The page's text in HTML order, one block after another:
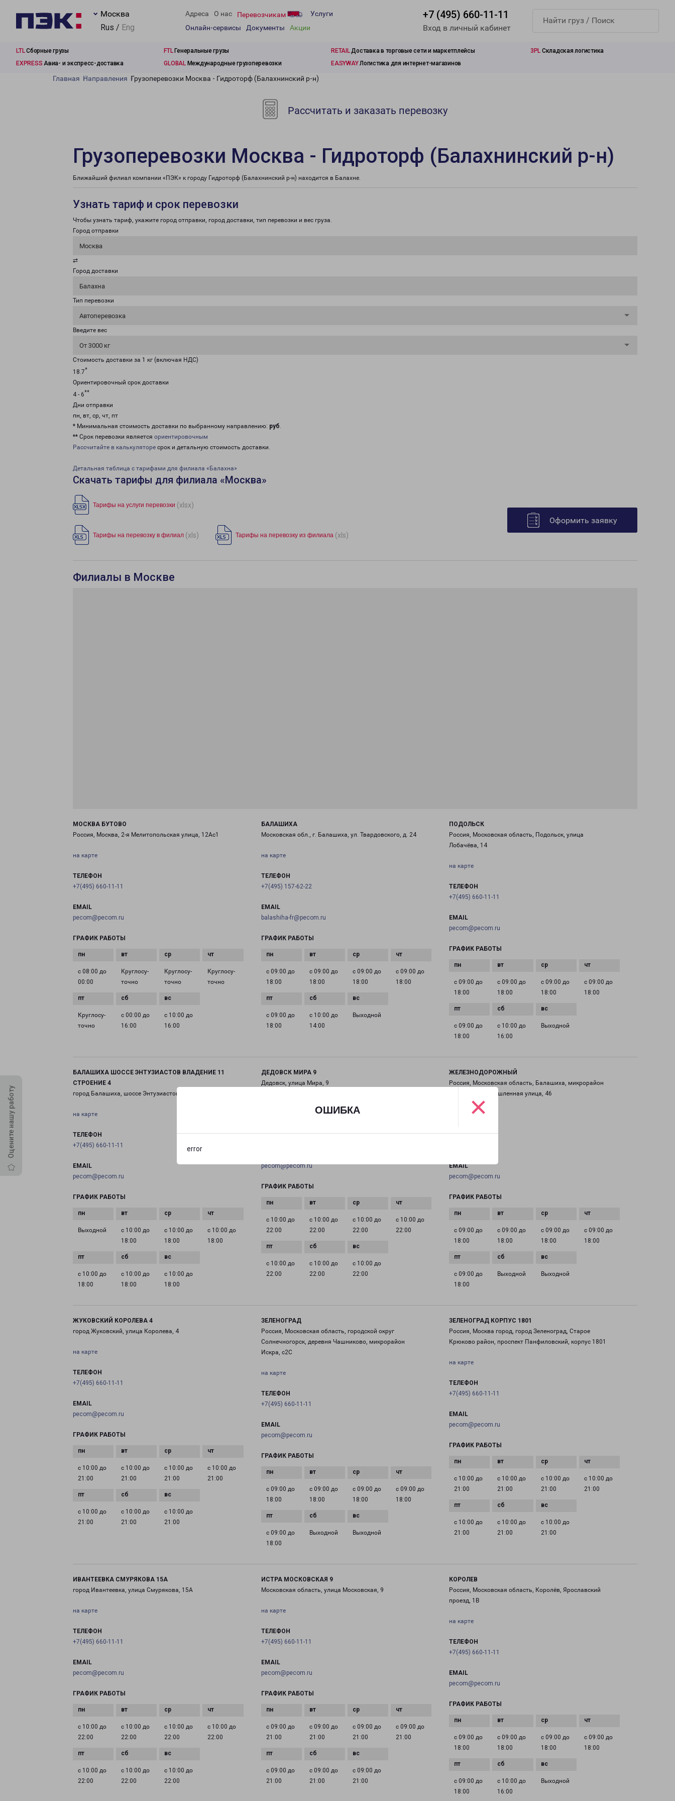
ОШИБКА
error
×
Москва
Rus / Eng
Адреса О нас Перевозчикам
Услуги
Онлайн-сервисы
Документы Акции
+7 (495) 660-11-11
Вход в личный кабинет
LTLСборные грузы FTLГенеральные грузы RETAILДоставка в торговые сети и маркетплейсы 3PL Складская логистика
EXPRESS Авиа- и экспресс-доставка GLOBALМеждународные грузоперевозки EASYWAYЛогистика для интернет-магазинов
Оцените нашу работу
Главная Направления Грузоперевозки Москва - Гидроторф (Балахнинский р-н)
Рассчитать и заказать перевозку
Грузоперевозки Москва - Гидроторф (Балахнинский р-н)
Ближайший филиал компании «ПЭК» к городу Гидроторф (Балахнинский р-н) находится в Балахне.
Узнать тариф и срок перевозки
Чтобы узнать тариф, укажите город отправки, город доставки, тип перевозки и вес груза.
Город отправки
Москва
⇄
Город доставки
Балахна
Тип перевозки
Автоперевозка
Введите вес
От 3000 кг
Стоимость доставки за 1 кг (включая НДС)
18.7*
Ориентировочный срок доставки
4 - 6**
Дни отправки
пн, вт, ср, чт, пт
* Минимальная стоимость доставки по выбранному направлению: руб.
** Срок перевозки является ориентировочным
Рассчитайте в калькуляторе срок и детальную стоимость доставки.
Детальная таблица с тарифами для филиала «Балахна»
Скачать тарифы для филиала «Москва»
Тарифы на услуги перевозки (xlsx)
Тарифы на перевозку в филиал (xls) Тарифы на перевозку из филиала (xls)
Оформить заявку
Филиалы в Москве
МОСКВА БУТОВО
Россия, Москва, 2-я Мелитопольская улица, 12Ас1
на карте
ТЕЛЕФОН
+7(495) 660-11-11
EMAIL
pecom@pecom.ru
ГРАФИК РАБОТЫ
с 08:00 до
00:00
Круглосу­
точно
Круглосу­
точно
Круглосу­
точно
Круглосу­
точно
с 00:00 до
16:00
с 10:00 до
16:00
БАЛАШИХА
Московская обл., г. Балашиха, ул. Твардовского, д. 24
на карте
ТЕЛЕФОН
+7(495) 157-62-22
EMAIL
balashiha-fr@pecom.ru
ГРАФИК РАБОТЫ
с 09:00 до
18:00
с 09:00 до
18:00
с 09:00 до
18:00
с 09:00 до
18:00
с 09:00 до
18:00
с 10:00 до
14:00
Выходной
ПОДОЛЬСК
Россия, Московская область, Подольск, улица
Лобачёва, 14
на карте
ТЕЛЕФОН
+7(495) 660-11-11
EMAIL
pecom@pecom.ru
ГРАФИК РАБОТЫ
с 09:00 до
18:00
с 09:00 до
18:00
с 09:00 до
18:00
с 09:00 до
18:00
с 09:00 до
18:00
с 10:00 до
16:00
Выходной
БАЛАШИХА ШОССЕ ЭНТУЗИАСТОВ ВЛАДЕНИЕ 11
СТРОЕНИЕ 4
город Балашиха, шоссе Энтузиастов, 11 строение 4
на карте
ТЕЛЕФОН
+7(495) 660-11-11
EMAIL
pecom@pecom.ru
ГРАФИК РАБОТЫ
Выходной
с 10:00 до
18:00
с 10:00 до
18:00
с 10:00 до
18:00
с 10:00 до
18:00
с 10:00 до
18:00
с 10:00 до
18:00
ДЕДОВСК МИРА 9
Дедовск, улица Мира, 9
+7(495) 660-11-11
pecom@pecom.ru
ГРАФИК РАБОТЫ
с 10:00 до
22:00
с 10:00 до
22:00
с 10:00 до
22:00
с 10:00 до
22:00
с 10:00 до
22:00
с 10:00 до
22:00
с 10:00 до
22:00
ЖЕЛЕЗНОДОРОЖНЫЙ
Россия, Московская область, Балашиха, микрорайон
Саввино, Промышленная улица, 46
на карте
ТЕЛЕФОН
EMAIL
pecom@pecom.ru
ГРАФИК РАБОТЫ
с 09:00 до
18:00
с 09:00 до
18:00
с 09:00 до
18:00
с 09:00 до
18:00
с 09:00 до
18:00
Выходной Выходной
ЖУКОВСКИЙ КОРОЛЕВА 4
город Жуковский, улица Королева, 4
на карте
ТЕЛЕФОН
+7(495) 660-11-11
EMAIL
pecom@pecom.ru
ГРАФИК РАБОТЫ
с 10:00 до
21:00
с 10:00 до
21:00
с 10:00 до
21:00
с 10:00 до
21:00
с 10:00 до
21:00
с 10:00 до
21:00
с 10:00 до
21:00
ЗЕЛЕНОГРАД
Россия, Московская область, городской округ
Солнечногорск, деревня Чашниково, микрорайон
Искра, с2С
на карте
ТЕЛЕФОН
+7(495) 660-11-11
EMAIL
pecom@pecom.ru
ГРАФИК РАБОТЫ
с 09:00 до
18:00
с 09:00 до
18:00
с 09:00 до
18:00
с 09:00 до
18:00
с 09:00 до
18:00
Выходной Выходной
ЗЕЛЕНОГРАД КОРПУС 1801
Россия, Москва город, город Зеленоград, Старое
Крюково район, проспект Панфиловский, корпус 1801
на карте
ТЕЛЕФОН
+7(495) 660-11-11
EMAIL
pecom@pecom.ru
ГРАФИК РАБОТЫ
с 10:00 до
21:00
с 10:00 до
21:00
с 10:00 до
21:00
с 10:00 до
21:00
с 10:00 до
21:00
с 10:00 до
21:00
с 10:00 до
21:00
ИВАНТЕЕВКА СМУРЯКОВА 15А
город Ивантеевка, улица Смурякова, 15А
на карте
ТЕЛЕФОН
+7(495) 660-11-11
EMAIL
pecom@pecom.ru
ГРАФИК РАБОТЫ
с 10:00 до
22:00
с 10:00 до
22:00
с 10:00 до
22:00
с 10:00 до
22:00
с 10:00 до
22:00
с 10:00 до
22:00
с 10:00 до
22:00
ИСТРА МОСКОВСКАЯ 9
Московская область, улица Московская, 9
на карте
ТЕЛЕФОН
+7(495) 660-11-11
EMAIL
pecom@pecom.ru
ГРАФИК РАБОТЫ
с 09:00 до
21:00
с 09:00 до
21:00
с 09:00 до
21:00
с 09:00 до
21:00
с 09:00 до
21:00
с 09:00 до
21:00
с 09:00 до
21:00
КОРОЛЕВ
Россия, Московская область, Королёв, Ярославский
проезд, 1В
на карте
ТЕЛЕФОН
+7(495) 660-11-11
EMAIL
pecom@pecom.ru
ГРАФИК РАБОТЫ
с 09:00 до
18:00
с 09:00 до
18:00
с 09:00 до
18:00
с 09:00 до
18:00
с 09:00 до
18:00
с 10:00 до
16:00
Выходной